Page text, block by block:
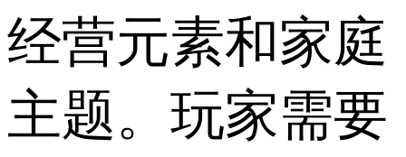
经营元素和家庭
主题。玩家需要